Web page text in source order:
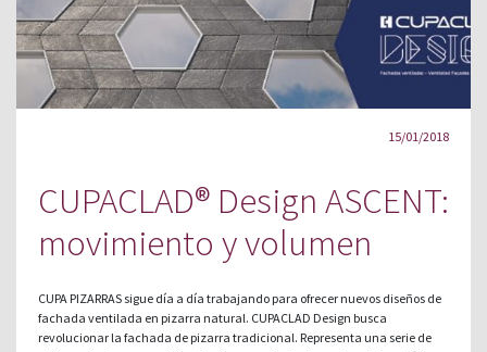
15/01/2018
CUPACLAD® Design ASCENT:
movimiento y volumen
CUPA PIZARRAS sigue día a día trabajando para ofrecer nuevos diseños de
fachada ventilada en pizarra natural. CUPACLAD Design busca
revolucionar la fachada de pizarra tradicional. Representa una serie de